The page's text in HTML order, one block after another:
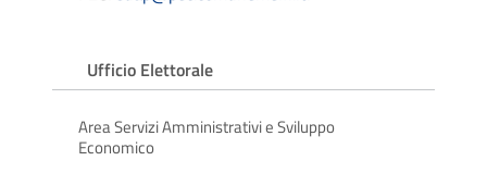
Ufficio Elettorale
Area Servizi Amministrativi e Sviluppo
Economico